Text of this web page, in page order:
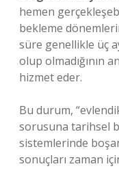
hemen
bekleme
süre genellikle üç
olup olmadığının
hizmet eder.
Bu durum,
sorusuna tarihsel
sistemlerinde
sonuçları zaman